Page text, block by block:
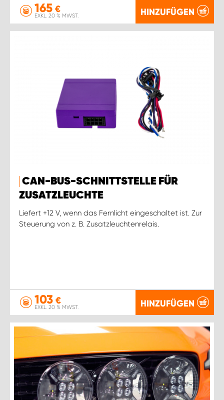
165 €
EXKL. 20 % MWST. HINZUFÜGEN
CAN-BUS-SCHNITTSTELLE FÜR
ZUSATZLEUCHTE
Liefert +12 V, wenn das Fernlicht eingeschaltet ist. Zur
Steuerung von z. B. Zusatzleuchtenrelais.
103 €
EXKL. 20 % MWST. HINZUFÜGEN